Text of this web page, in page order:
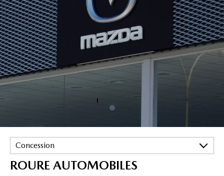
Concession
ROURE AUTOMOBILES